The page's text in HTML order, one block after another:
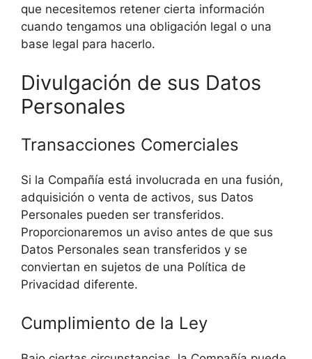
que necesitemos retener cierta información
cuando tengamos una obligación legal o una
base legal para hacerlo.
Divulgación de sus Datos
Personales
Transacciones Comerciales
Si la Compañía está involucrada en una fusión,
adquisición o venta de activos, sus Datos
Personales pueden ser transferidos.
Proporcionaremos un aviso antes de que sus
Datos Personales sean transferidos y se
conviertan en sujetos de una Política de
Privacidad diferente.
Cumplimiento de la Ley